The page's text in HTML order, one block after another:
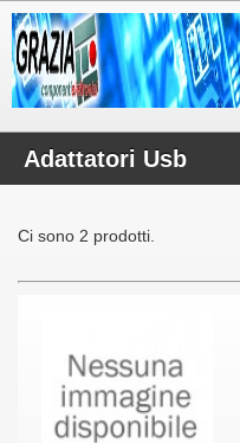
Adattatori Usb
Ci sono 2 prodotti.